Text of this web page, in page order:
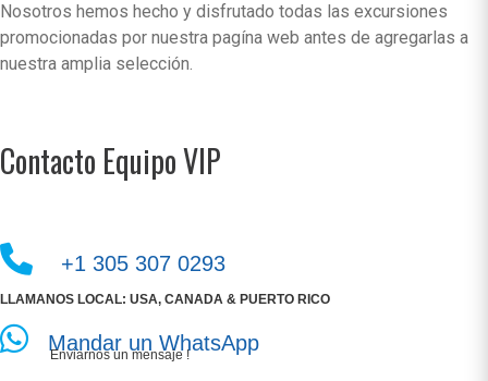
Nosotros hemos hecho y disfrutado todas las excursiones
promocionadas por nuestra pagína web antes de agregarlas a
nuestra amplia selección.
Contacto Equipo VIP
+1 305 307 0293
LLAMANOS LOCAL: USA, CANADA & PUERTO RICO
Mandar un WhatsApp
Enviarnos un mensaje !